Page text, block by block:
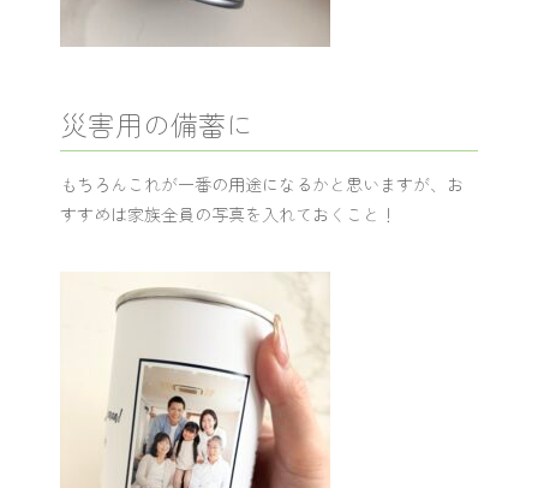
災害用の備蓄に
もちろんこれが一番の用途になるかと思いますが、お
すすめは家族全員の写真を入れておくこと！